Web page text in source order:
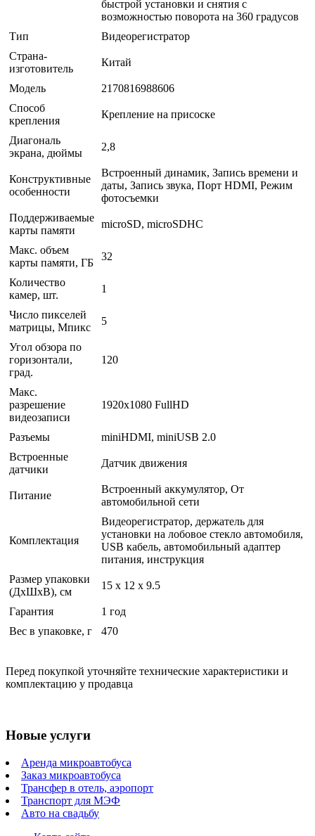
быстрой установки и снятия с
возможностью поворота на 360 градусов
Тип
Видеорегистратор
Страна-
изготовитель
Китай
Модель
2170816988606
Способ
крепления
Крепление на присоске
Диагональ
экрана, дюймы
2,8
Конструктивные
особенности
Встроенный динамик, Запись времени и
даты, Запись звука, Порт HDMI, Режим
фотосъемки
Поддерживаемые
карты памяти
microSD, microSDHC
Макс. объем
карты памяти, ГБ
32
Количество
камер, шт.
1
Число пикселей
матрицы, Мпикс
5
Угол обзора по
горизонтали,
град.
120
Макс.
разрешение
видеозаписи
1920x1080 FullHD
Разъемы
miniHDMI, miniUSB 2.0
Встроенные
датчики
Датчик движения
Питание
Встроенный аккумулятор, От
автомобильной сети
Комплектация
Видеорегистратор, держатель для
установки на лобовое стекло автомобиля,
USB кабель, автомобильный адаптер
питания, инструкция
Размер упаковки
(ДхШхВ), см
15 x 12 x 9.5
Гарантия
1 год
Вес в упаковке, г
470
Перед покупкой уточняйте технические характеристики и
комплектацию у продавца
Новые услуги
Аренда микроавтобуса
Заказ микроавтобуса
Трансфер в отель, аэропорт
Транспорт для МЭФ
Авто на свадьбу